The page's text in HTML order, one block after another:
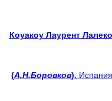
Коуакоу Лаурент
(А.Н.Боровков).